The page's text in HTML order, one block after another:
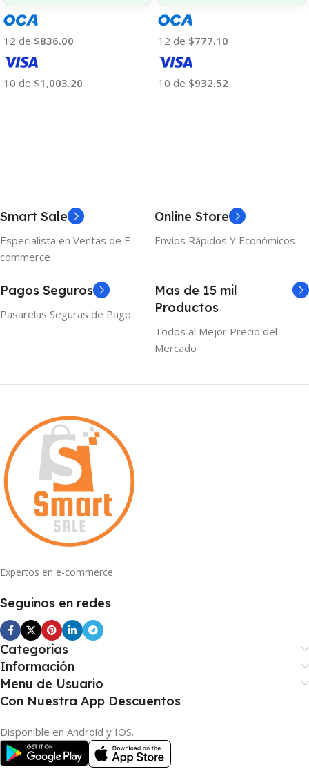
12 de $836.00
10 de $1,003.20
12 de $777.10
10 de $932.52
Smart Sale
Especialista en Ventas de E-
commerce
Online Store
Envíos Rápidos Y Económicos
Pagos Seguros
Pasarelas Seguras de Pago
Mas de 15 mil
Productos
Todos al Mejor Precio del
Mercado
Expertos en e-commerce
Seguinos en redes
Categorías
Información
Menu de Usuario
Con Nuestra App Descuentos
Disponible en Android y IOS.